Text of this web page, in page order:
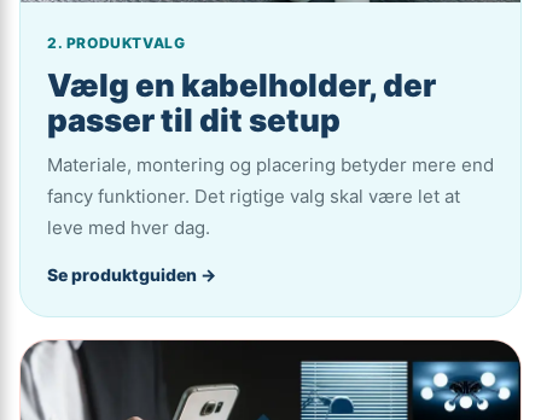
2. PRODUKTVALG
Vælg en kabelholder, der
passer til dit setup
Materiale, montering og placering betyder mere end
fancy funktioner. Det rigtige valg skal være let at
leve med hver dag.
Se produktguiden →